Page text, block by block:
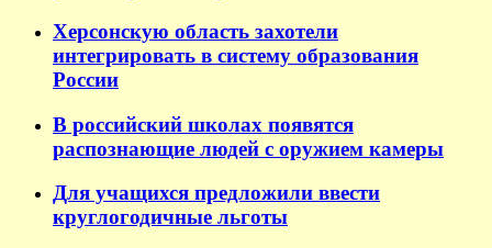
Херсонскую область захотели
интегрировать в систему образования
России
В российский школах появятся
распознающие людей с оружием камеры
Для учащихся предложили ввести
круглогодичные льготы